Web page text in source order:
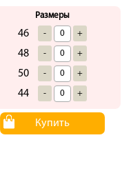
Размеры
46 - +
48 - +
50 - +
44 - +
Купить